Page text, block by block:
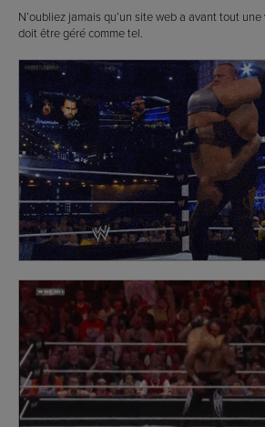
N’oubliez jamais qu’un site web a avant tout
doit être géré comme tel.